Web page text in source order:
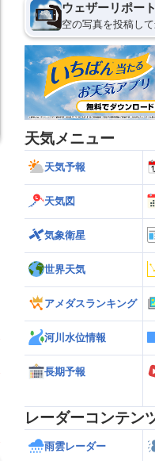
ウェザーリポート
空の写真を投稿し
天気メニュー
天気予報
天気図
気象衛星
世界天気
アメダスランキング
河川水位情報
長期予報
レーダーコンテン
雨雲レーダー